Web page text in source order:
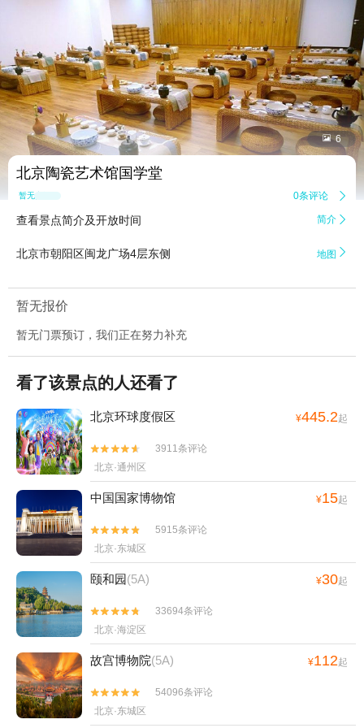
 6
北京陶瓷艺术馆国学堂
暂无点评 0条评论 
查看景点简介及开放时间 简介 
北京市朝阳区闽龙广场4层东侧 地图 
暂无报价
暂无门票预订，我们正在努力补充
看了该景点的人还看了
北京环球度假区 ¥445.2起


3911条评论
北京·通州区
中国国家博物馆 ¥15起


5915条评论
北京·东城区
颐和园(5A) ¥30起


33694条评论
北京·海淀区
故宫博物院(5A) ¥112起


54096条评论
北京·东城区